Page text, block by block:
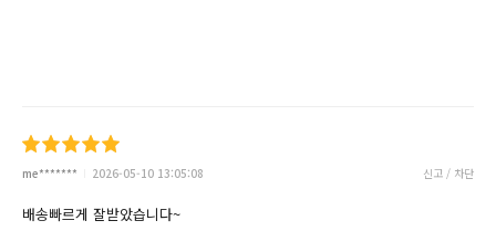
me******* 2026-05-10 13:05:08 신고 / 차단
배송빠르게 잘받았습니다~